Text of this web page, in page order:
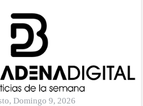
Domingo 9, 2026